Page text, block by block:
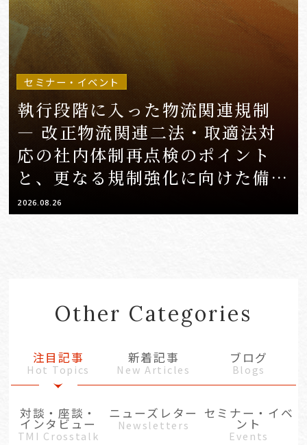
VIEW MORE
セミナー・イベント
執行段階に入った物流関連規制
― 改正物流関連二法・取適法対
応の社内体制再点検のポイント
と、更なる規制強化に向けた備え
―【会場開催＋WEBセミナー】
2026.08.26
Other Categories
注目記事
Hot Topics
新着記事
New Articles
ブログ
Blogs
対談・座談・
インタビュー
TMI Crosstalk
ニューズレター
Newsletters
セミナー・イベ
ント
Events